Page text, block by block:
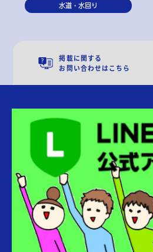
水道・水回り
掲載に関する
お問い合わせはこちら